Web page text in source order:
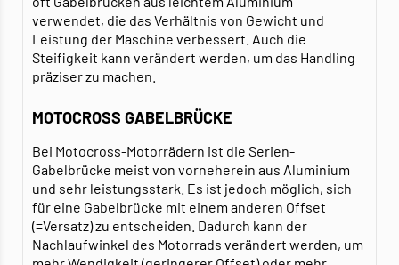
verwendet, die das Verhältnis von Gewicht und
Leistung der Maschine verbessert. Auch die
Steifigkeit kann verändert werden, um das Handling
präziser zu machen.
MOTOCROSS GABELBRÜCKE
Bei Motocross-Motorrädern ist die Serien-
Gabelbrücke meist von vorneherein aus Aluminium
und sehr leistungsstark. Es ist jedoch möglich, sich
für eine Gabelbrücke mit einem anderen Offset
(=Versatz) zu entscheiden. Dadurch kann der
Nachlaufwinkel des Motorrads verändert werden, um